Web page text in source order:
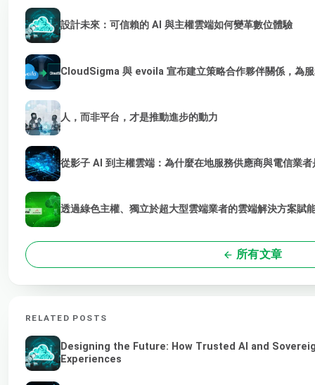
設計未來：可信賴的 AI 與主權雲端如何變革數位體驗
CloudSigma 與 evoila 宣布建立策略合作夥伴關係，為
人，而非平台，才是推動進步的動力
從影子 AI 到主權雲端：為什麼在地服務供應商與電信業
透過綠色主權、獨立於超大型雲端業者的雲端解決方案賦
所有文章
RELATED POSTS
Designing the Future: How Trusted AI and
Experiences